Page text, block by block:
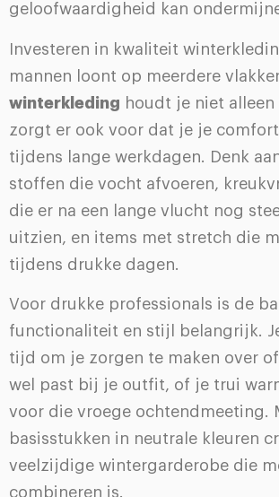
geloofwaardigheid kan
Investeren in kwaliteit
mannen loont op meerdere
winterkleding houdt je niet alleen
zorgt er ook voor dat je je
tijdens lange werkdagen. Denk
stoffen die vocht afvoeren,
die er na een lange vlucht nog
uitzien, en items met stretch die
tijdens drukke dagen.
Voor drukke professionals is de
functionaliteit en stijl belangrijk.
tijd om je zorgen te maken over
wel past bij je outfit, of je trui
voor die vroege ochtendmeeting.
basisstukken in neutrale kleuren
veelzijdige wintergarderobe die
combineren is.